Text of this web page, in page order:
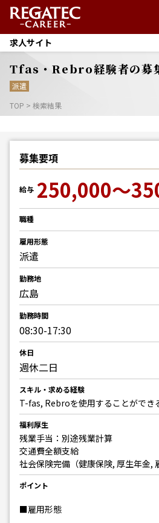
求人サイト
Tfas・Rebro経験者の募
派遣
TOP > 検索結果
募集要項
給与 250,000～
職種
雇用形態
派遣
勤務地
広島
勤務時間
08:30-17:30
休日
週休二日
スキル・求める経験
T-fas, Rebroを使用することができ
福利厚生
残業手当：別途残業計算
交通費全額支給
社会保険完備（健康保険, 厚生年金,
ポイント
■雇用形態